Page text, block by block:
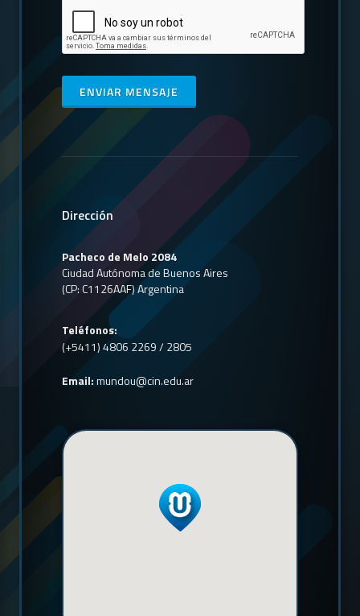
ENVIAR MENSAJE
Dirección
Pacheco de Melo 2084
Ciudad Autónoma de Buenos Aires
(CP: C1126AAF) Argentina
Teléfonos:
(+5411) 4806 2269 / 2805
Email:mundou@cin.edu.ar